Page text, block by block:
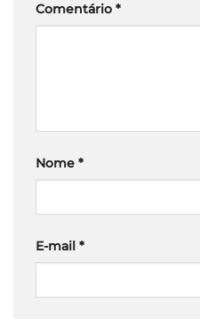
Comentário *
Nome *
E-mail *